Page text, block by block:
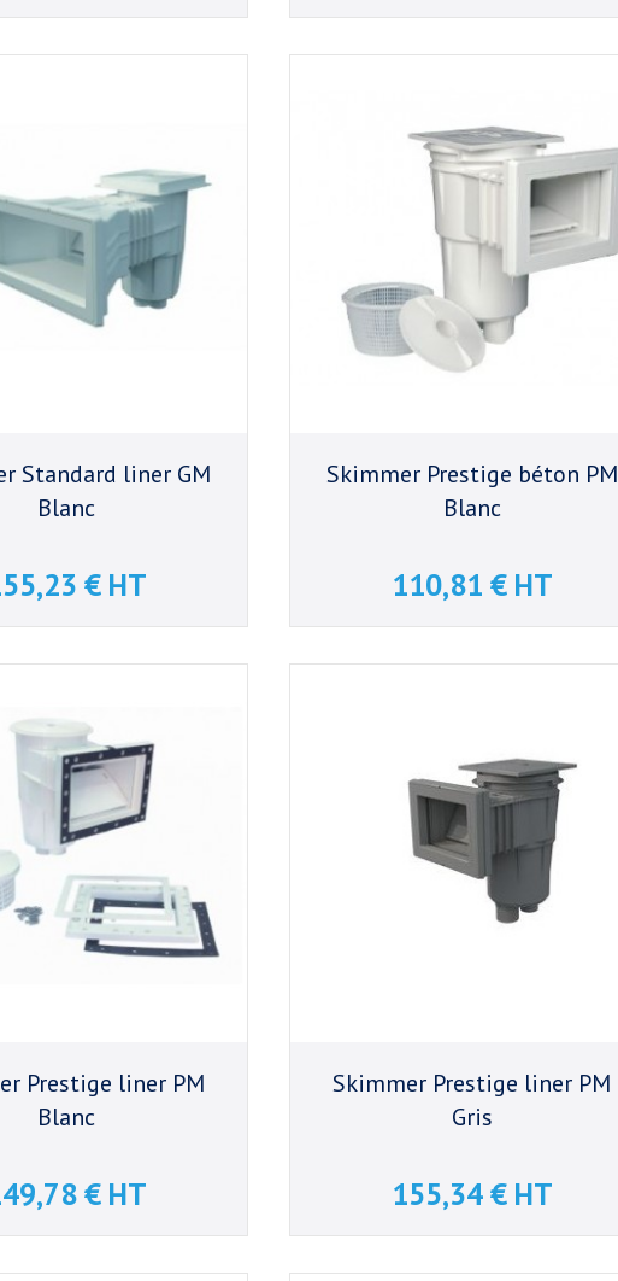
Standard liner GM
Blanc
Prix€ HT
Skimmer Prestige béton PM
Blanc
Prix
110,81 € HT
Prestige liner PM
Blanc
Prix€ HT
Skimmer Prestige liner PM
Gris
Prix
155,34 € HT